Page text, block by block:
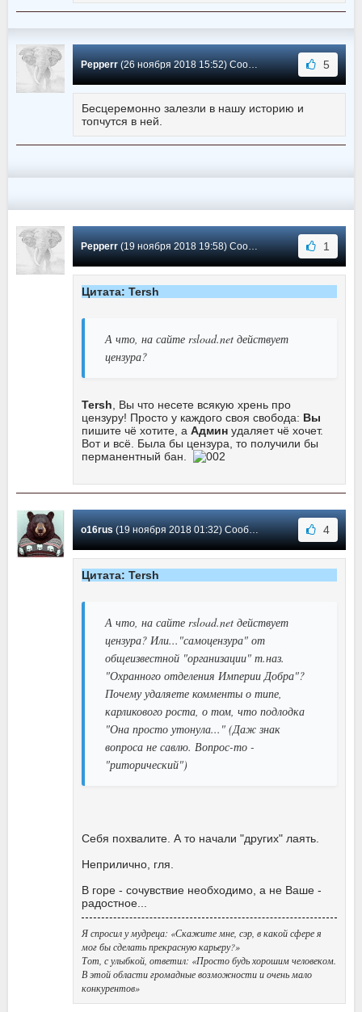
Pepperr(26 ноября 2018 15:52) Сообщение #7 5
Бесцеремонно залезли в нашу историю и
топчутся в ней.
Pepperr(19 ноября 2018 19:58) Сообщение #6 1
Цитата: Tersh
А что, на сайте rsload.net действует
цензура?
Tersh , Вы что несете всякую хрень про
цензуру! Просто у каждого своя свобода: Вы
пишите чё хотите, а Админ удаляет чё хочет.
Вот и всё. Была бы цензура, то получили бы
перманентный бан.
o16rus(19 ноября 2018 01:32) Сообщение #5 4
Цитата: Tersh
А что, на сайте rsload.net действует
цензура? Или..."самоцензура" от
общеизвестной "организации" т.наз.
"Охранного отделения Империи Добра"?
Почему удаляете комменты о типе,
карликового роста, о том, что подлодка
"Она просто утонула..." (Даж знак
вопроса не савлю. Вопрос-то -
"риторический")
Себя похвалите. А то начали "других" лаять.
Неприлично, гля.
В горе - сочувствие необходимо, а не Ваше -
радостное...
Я спросил у мудреца: «Скажите мне, сэр, в какой сфере я
мог бы сделать прекрасную карьеру?»
Тот, с улыбкой, ответил: «Просто будь хорошим человеком.
В этой области громадные возможности и очень мало
конкурентов»